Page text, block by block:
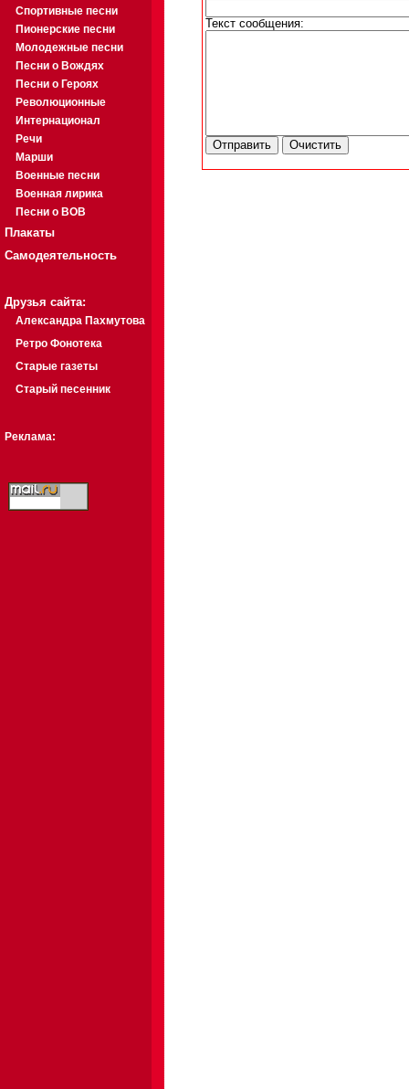
Спортивные песни
Пионерские песни
Молодежные песни
Песни о Вождях
Песни о Героях
Революционные
Интернационал
Речи
Марши
Военные песни
Военная лирика
Песни о ВОВ
Плакаты
Самодеятельность
Друзья сайта:
Александра Пахмутова
Ретро Фонотека
Старые газеты
Старый песенник
Реклама:
Текст сообщения: